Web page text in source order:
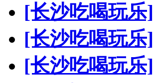
[长沙吃喝玩乐]
[长沙吃喝玩乐]
[长沙吃喝玩乐]